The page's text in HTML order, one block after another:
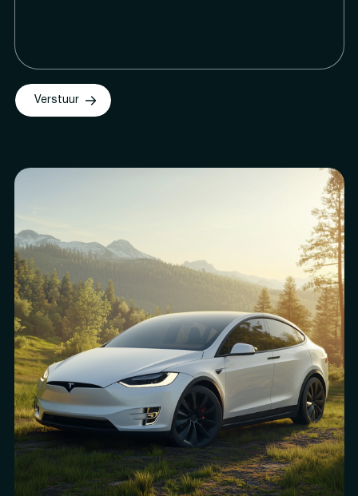
Verstuur